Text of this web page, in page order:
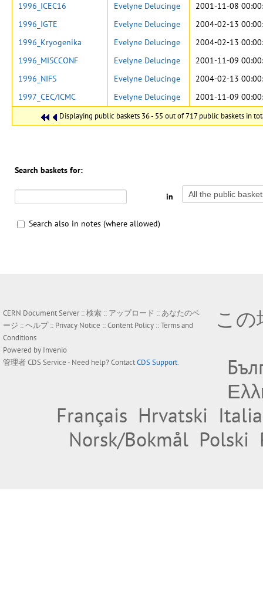
Displaying public baskets 36 - 55 out of 717 public baskets in
1996_ICEC16
Evelyne Delucinge
2001-11-08
1996_IGTE
Evelyne Delucinge
2004-02-13
1996_Kryogenika
Evelyne Delucinge
2004-02-13
1996_MISCCONF
Evelyne Delucinge
2001-11-09
1996_NIFS
Evelyne Delucinge
2004-02-13
1997_CEC/ICMC
Evelyne Delucinge 2001-11-09
Search baskets for:
in
Search also in notes (where allowed)
CERN Document Server ::検索 :: アップロード ::あなたのペ
ージ ::ヘルプ:: Privacy Notice ::Content Policy ::Terms and
Conditions
Powered by Invenio
管理者CDS Service- Need help? ContactCDS Support.
こ
Français Hrvatski
Norsk/Bokmål Polski